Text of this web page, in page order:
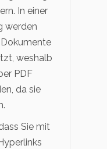
In einer
werden
weshalb
PDF
da sie
Sie mit